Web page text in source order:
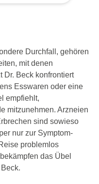
Durchfall, gehören
mit denen
Dr. Beck konfrontiert
Esswaren oder eine
empfiehlt,
mitzunehmen. Arzneien
sind sowieso
nur zur Symptom-
problemlos
das Übel